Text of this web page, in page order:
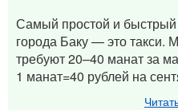
Самый простой и быстрый
города Баку — это такси.
требуют 20–40 манат за
1 манат=40 рублей на